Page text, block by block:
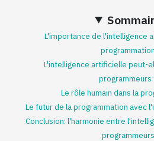
L'importance de l'intelligence
programmation
L'intelligence artificielle peut-
programmeurs
Le rôle humain dans la
Le futur de la programmation avec
Conclusion: l'harmonie entre
programmeurs